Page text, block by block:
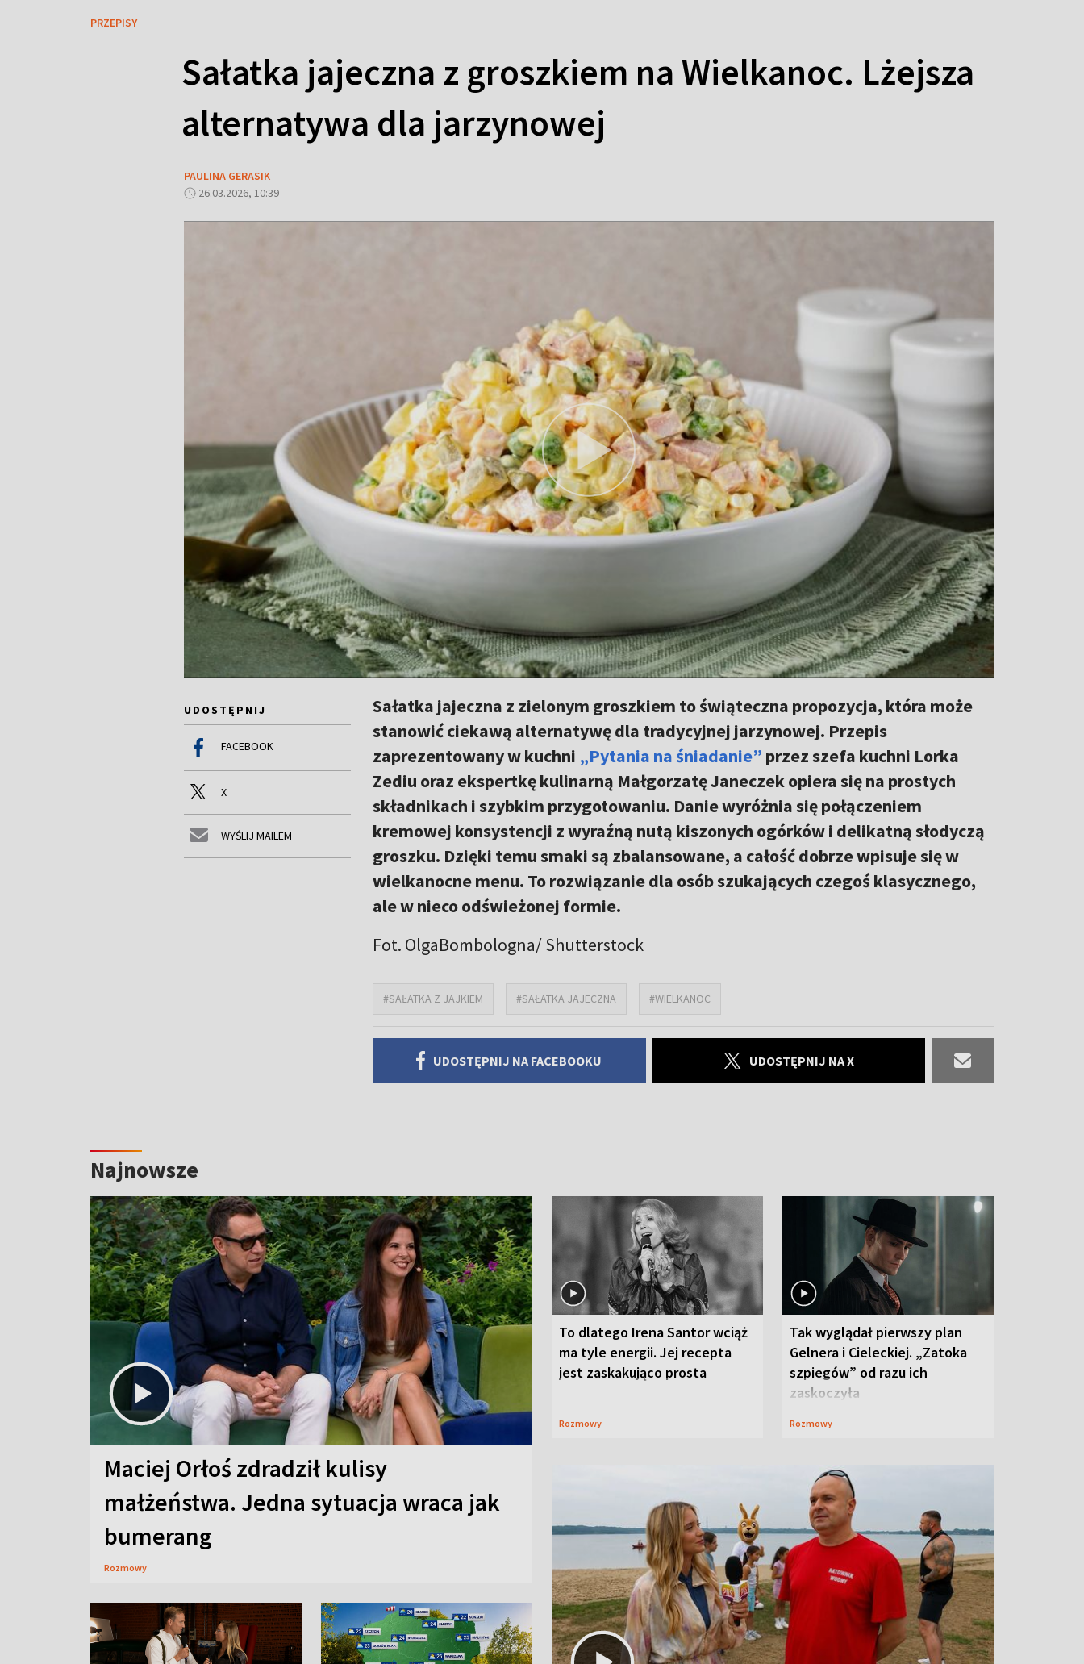
PRZEPISY
Sałatka jajeczna z groszkiem na Wielkanoc. Lżejsza
alternatywa dla jarzynowej
PAULINA GERASIK
26.03.2026, 10:39
UDOSTĘPNIJ
FACEBOOK
X
WYŚLIJ MAILEM
Sałatka jajeczna z zielonym groszkiem to świąteczna propozycja, która może
stanowić ciekawą alternatywę dla tradycyjnej jarzynowej. Przepis
zaprezentowany w kuchni „Pytania na śniadanie” przez szefa kuchni Lorka
Zediu oraz ekspertkę kulinarną Małgorzatę Janeczek opiera się na prostych
składnikach i szybkim przygotowaniu. Danie wyróżnia się połączeniem
kremowej konsystencji z wyraźną nutą kiszonych ogórków i delikatną słodyczą
groszku. Dzięki temu smaki są zbalansowane, a całość dobrze wpisuje się w
wielkanocne menu. To rozwiązanie dla osób szukających czegoś klasycznego,
ale w nieco odświeżonej formie.
Fot. OlgaBombologna/ Shutterstock
#SAŁATKA Z JAJKIEM #SAŁATKA JAJECZNA #WIELKANOC
UDOSTĘPNIJ NA FACEBOOKU UDOSTĘPNIJ NA X
Najnowsze
Maciej Orłoś zdradził kulisy
małżeństwa. Jedna sytuacja wraca jak
bumerang
Rozmowy
To dlatego Irena Santor wciąż
ma tyle energii. Jej recepta
jest zaskakująco prosta
Rozmowy
Tak wyglądał pierwszy plan
Gelnera i Cieleckiej. „Zatoka
szpiegów” od razu ich
zaskoczyła
Rozmowy